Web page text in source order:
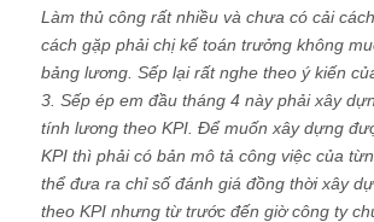
Làm thủ công rất nhiều và chưa có cải
cách gặp phải chị kế toán trưởng không
bảng lương. Sếp lại rất nghe theo ý kiến
3. Sếp ép em đầu tháng 4 này phải xây
tính lương theo KPI. Để muốn xây dựng
KPI thì phải có bản mô tả công việc của
thể đưa ra chỉ số đánh giá đồng thời xây
theo KPI nhưng từ trước đến giờ công ty